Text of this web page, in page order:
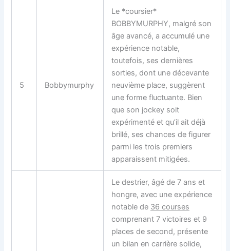
5 Bobbymurphy
Le *coursier*
BOBBYMURPHY, malgré son
âge avancé, a accumulé une
expérience notable,
toutefois, ses dernières
sorties, dont une décevante
neuvième place, suggèrent
une forme fluctuante. Bien
que son jockey soit
expérimenté et qu’il ait déjà
brillé, ses chances de figurer
parmi les trois premiers
apparaissent mitigées.
Le destrier, âgé de 7 ans et
hongre, avec une expérience
notable de 36 courses
comprenant 7 victoires et 9
places de second, présente
un bilan en carrière solide,